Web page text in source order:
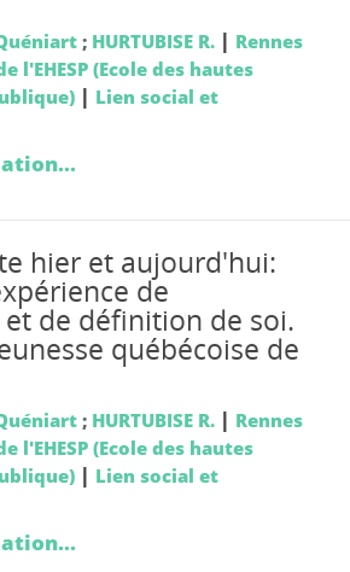
; HURTUBISE R. | Rennes
l'EHESP (Ecole des hautes
| Lien social et
hier et aujourd'hui:
de
de définition de soi.
québécoise de
; HURTUBISE R. | Rennes
l'EHESP (Ecole des hautes
| Lien social et